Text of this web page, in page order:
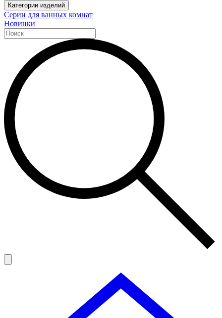
Категории изделий
Серии для ванных комнат
Новинки